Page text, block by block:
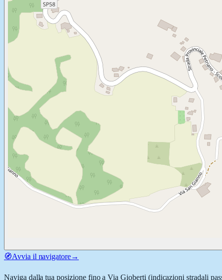
🧭Avvia il navigatore→
Naviga dalla tua posizione fino aVia Gioberti (indicazioni stradali